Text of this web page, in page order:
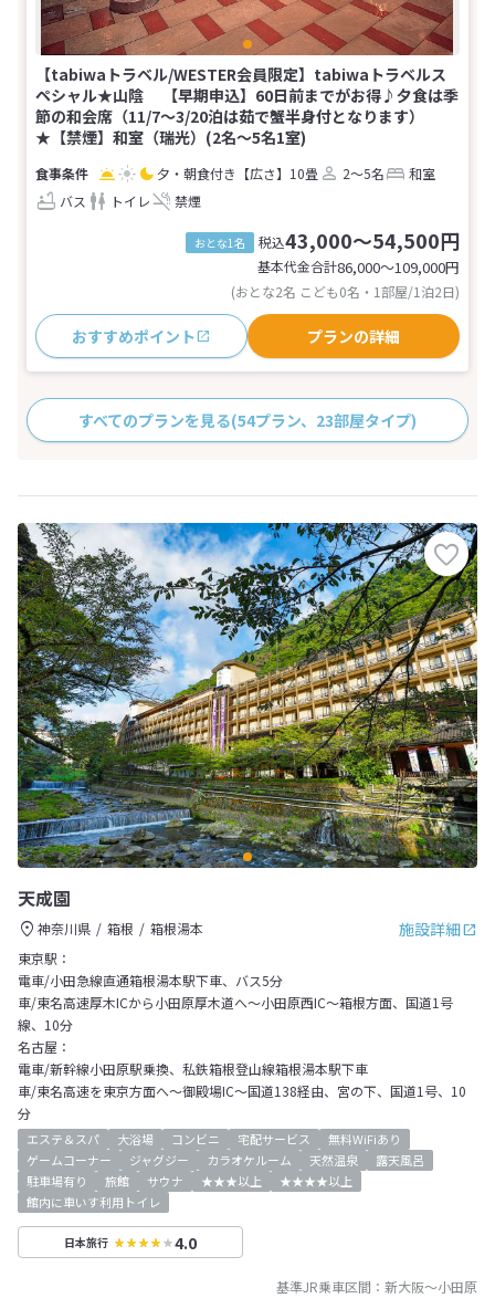
【tabiwaトラベル/WESTER会員限定】tabiwaトラベルス
ペシャル★山陰 【早期申込】60日前までがお得♪夕食は季
節の和会席（11/7～3/20泊は茹で蟹半身付となります）
★【禁煙】和室（瑞光）(2名～5名1室)
夕・朝食付き 【広さ】10畳 2～5名
和室
バス
トイレ 禁煙
おとな1名 税込43,000～54,500円
基本代金合計86,000〜109,000円
(おとな2名 こども0名・1部屋/1泊2日)
おすすめポイント プランの詳細
すべてのプランを見る(54プラン、23部屋タイプ)
天成園
施設詳細
神奈川県 箱根
箱根湯本
東京駅：
電車/小田急線直通箱根湯本駅下車、バス5分
車/東名高速厚木ICから小田原厚木道へ～小田原西IC～箱根方面、国道1号
線、10分
名古屋：
電車/新幹線小田原駅乗換、私鉄箱根登山線箱根湯本駅下車
車/東名高速を東京方面へ～御殿場IC～国道138経由、宮の下、国道1号、10
分
エステ＆スパ 大浴場 コンビニ 宅配サービス
無料WiFiあり
ゲームコーナー
ジャグジー カラオケルーム 天然温泉
露天風呂
駐車場有り
旅館 サウナ ★★★以上
★★★★以上
館内に車いす利用トイレ
日本旅行 4.0
基準JR乗車区間： 新大阪～小田原